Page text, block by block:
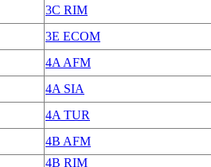
3C RIM
3E ECOM
4A AFM
4A SIA
4A TUR
4B AFM
4B RIM